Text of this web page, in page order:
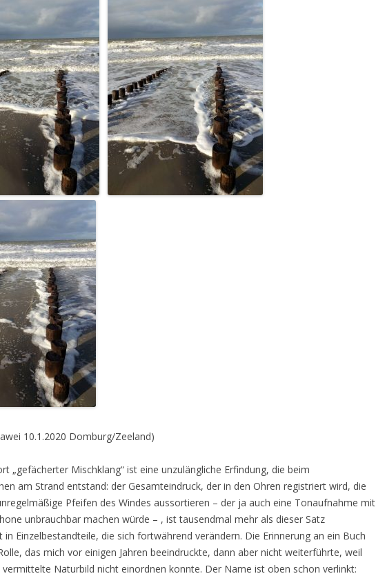
10.1.2020 Domburg/Zeeland)
„gefächerter Mischklang“ ist eine unzulängliche Erfindung, die beim
am Strand entstand: der Gesamteindruck, der in den Ohren registriert wird, die
Pfeifen des Windes aussortieren – der ja auch eine Tonaufnahme mit
unbrauchbar machen würde – , ist tausendmal mehr als dieser Satz
in Einzelbestandteile, die sich fortwährend verändern. Die Erinnerung an ein Buch
das mich vor einigen Jahren beeindruckte, dann aber nicht weiterführte, weil
vermittelte Naturbild nicht einordnen konnte. Der Name ist oben schon verlinkt: